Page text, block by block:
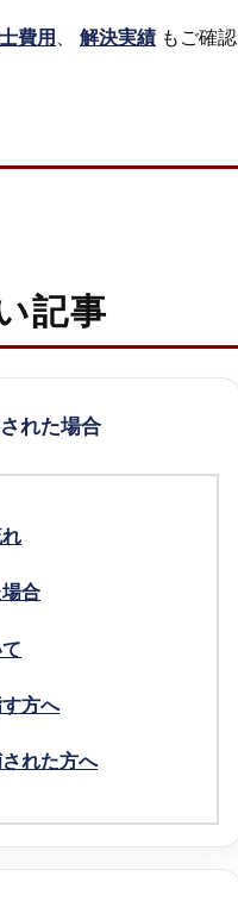
費用 解決実績 もご確認
記事
れた場合
合
方へ
れた方へ